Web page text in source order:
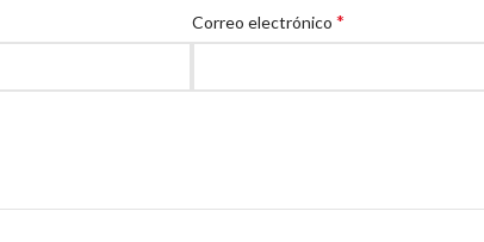
Correo electrónico *